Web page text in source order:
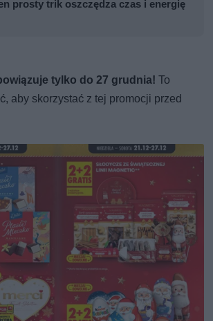
prosty trik oszczędza czas i energię
tylko do 27 grudnia! To
aby skorzystać z tej promocji przed